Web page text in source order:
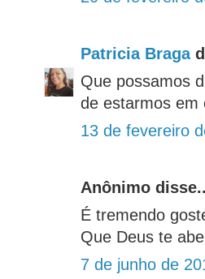
Patricia Braga
Que possamos
de estarmos em
13 de fevereiro
Anônimo
É tremendo
Que Deus te
7 de junho de